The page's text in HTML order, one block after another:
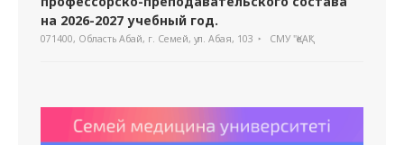
на 2026-2027 учебный год.
071400, Область Абай, г. Семей, ул. Абая, 103 СМУ "ҚеАҚ"